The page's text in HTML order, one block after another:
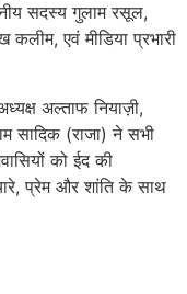
सदस्य गुलाम रसूल,
एवं मीडिया प्रभारी
अल्ताफ नियाज़ी,
सादिक (राजा) ने सभी
को ईद की
प्रेम और शांति के साथ